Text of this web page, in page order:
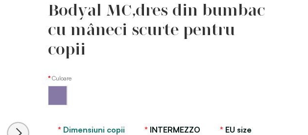
Bodyal MC,dres din bumbac
cu mâneci scurte pentru
copii
Culoare
deschisă
Dimensiuni copii INTERMEZZO EU size